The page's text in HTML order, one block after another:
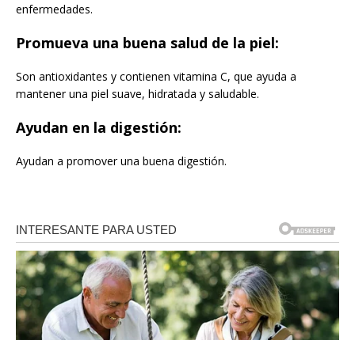
enfermedades.
Promueva una buena salud de la piel:
Son antioxidantes y contienen vitamina C, que ayuda a
mantener una piel suave, hidratada y saludable.
Ayudan en la digestión:
Ayudan a promover una buena digestión.